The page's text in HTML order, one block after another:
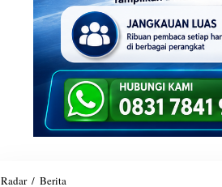
Radar / Berita